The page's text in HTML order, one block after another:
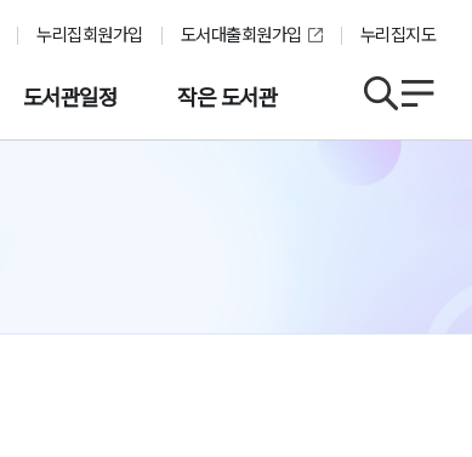
누리집회원가입 도서대출회원가입 누리집지도
도서관일정 작은 도서관